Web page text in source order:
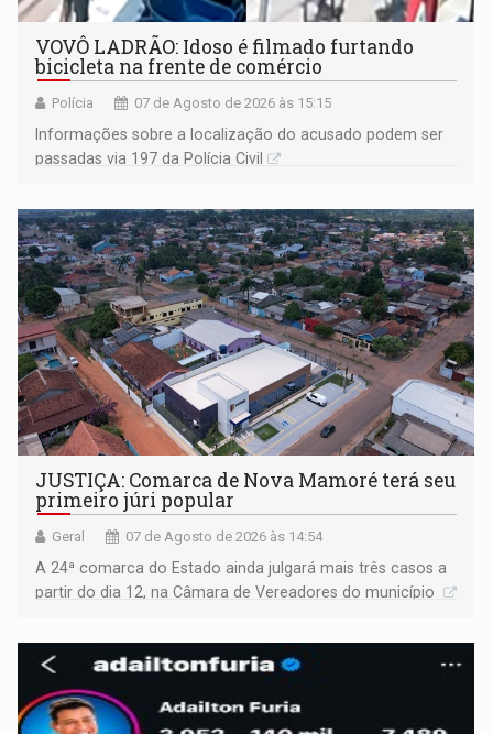
VOVÔ LADRÃO: Idoso é filmado furtando
bicicleta na frente de comércio
Polícia 07 de Agosto de 2026 às 15:15
Informações sobre a localização do acusado podem ser
passadas via 197 da Polícia Civil
JUSTIÇA: Comarca de Nova Mamoré terá seu
primeiro júri popular
Geral 07 de Agosto de 2026 às 14:54
A 24ª comarca do Estado ainda julgará mais três casos a
partir do dia 12, na Câmara de Vereadores do município